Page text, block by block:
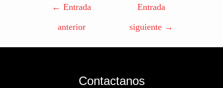
← Entrada
anterior
Entrada
siguiente →
Contactanos